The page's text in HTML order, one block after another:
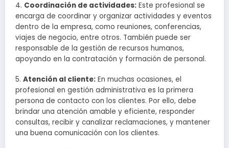
4. Coordinación de actividades: Este profesional se
encarga de coordinar y organizar actividades y eventos
dentro de la empresa, como reuniones, conferencias,
viajes de negocio, entre otros. También puede ser
responsable de la gestión de recursos humanos,
apoyando en la contratación y formación de personal.
5. Atención al cliente: En muchas ocasiones, el
profesional en gestión administrativa es la primera
persona de contacto con los clientes. Por ello, debe
brindar una atención amable y eficiente, responder
consultas, recibir y canalizar reclamaciones, y mantener
una buena comunicación con los clientes.